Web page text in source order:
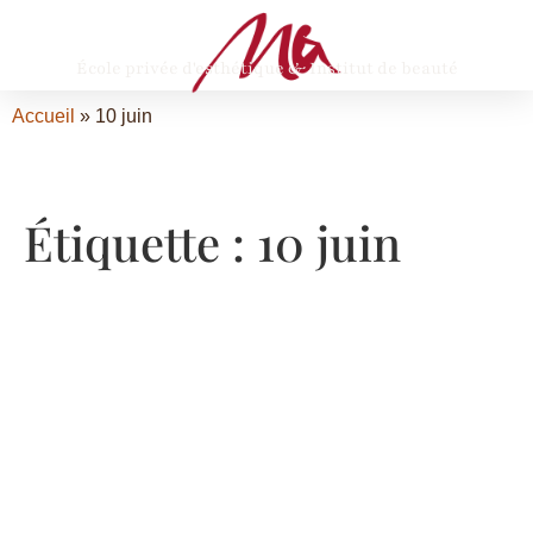
École privée d'esthétique & Institut de beauté
Accueil » 10 juin
Étiquette : 10 juin